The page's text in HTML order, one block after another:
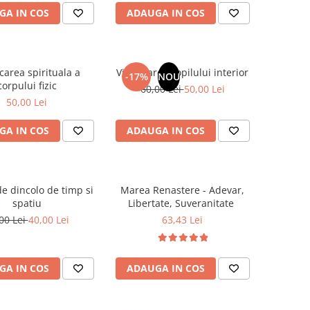
IN COS ADAUGA IN COS
spirituala a
fizic
50,00 Lei
IN COS
-17% NOU
Vindecarea copilului interior
60,00 Lei50,00 Lei
ADAUGA IN COS
dincolo de timp si
spatiu
Lei40,00 Lei
IN COS
Marea Renastere - Adevar,
Libertate, Suveranitate
63,43 Lei
ADAUGA IN COS